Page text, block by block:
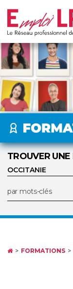
TROUVER
FORMATIONS